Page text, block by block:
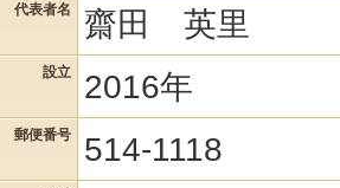
代表者名 齋田 英里
設立 2016年
郵便番号 514-1118